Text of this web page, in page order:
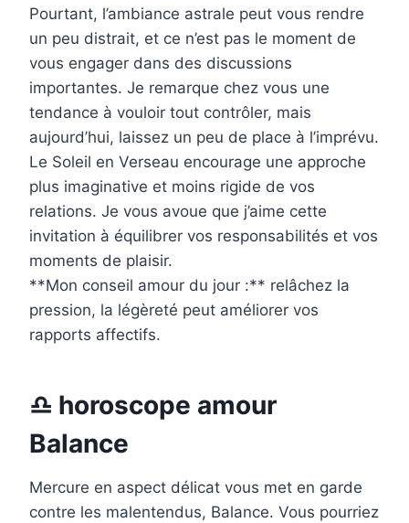
Pourtant, l’ambiance astrale peut vous rendre
un peu distrait, et ce n’est pas le moment de
vous engager dans des discussions
importantes. Je remarque chez vous une
tendance à vouloir tout contrôler, mais
aujourd’hui, laissez un peu de place à l’imprévu.
Le Soleil en Verseau encourage une approche
plus imaginative et moins rigide de vos
relations. Je vous avoue que j’aime cette
invitation à équilibrer vos responsabilités et vos
moments de plaisir.
**Mon conseil amour du jour :** relâchez la
pression, la légèreté peut améliorer vos
rapports affectifs.
♎ horoscope amour
Balance
Mercure en aspect délicat vous met en garde
contre les malentendus, Balance. Vous pourriez